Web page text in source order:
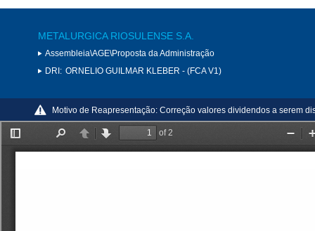
METALURGICA RIOSULENSE S.A.
Assembleia\AGE\Proposta da Administração
DRI: ORNELIO GUILMAR KLEBER - (FCA V1)
Motivo de Reapresentação: Correção valores dividendos a serem